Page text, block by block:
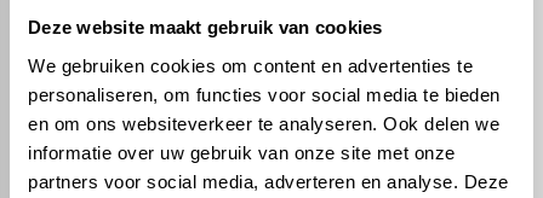
Deze website maakt gebruik van cookies
We gebruiken cookies om content en advertenties te
personaliseren, om functies voor social media te bieden
en om ons websiteverkeer te analyseren. Ook delen we
informatie over uw gebruik van onze site met onze
partners voor social media, adverteren en analyse. Deze
check_circleDé bouwmarkt van Altena
check_circle Direct uit grote voorraad geleverd met eigen transport
check_circleLevering in NL en BE